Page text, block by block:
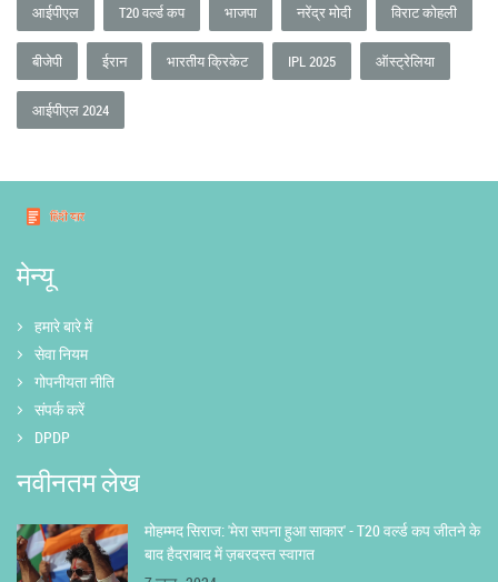
आईपीएल T20 वर्ल्ड कप भाजपा नरेंद्र मोदी विराट कोहली
बीजेपी ईरान भारतीय क्रिकेट IPL 2025 ऑस्ट्रेलिया
आईपीएल 2024
मेन्यू
हमारे बारे में
सेवा नियम
गोपनीयता नीति
संपर्क करें
DPDP
नवीनतम लेख
मोहम्मद सिराज: 'मेरा सपना हुआ साकार' - T20 वर्ल्ड कप जीतने के
बाद हैदराबाद में ज़बरदस्त स्वागत